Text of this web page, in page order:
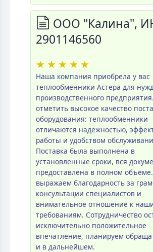
ООО "Калина",
2901146560
★ ★ ★ ★ ★
Наша компания приобрела у вас
теплообменники Астера для
производственного
отметить высокое качество
оборудования: теплообменники
отличаются надежностью,
работы и удобством
Поставка была выполнена в
установленные сроки, вся
предоставлена в полном
выражаем благодарность за
консультации специалистов и
внимательное отношение к
требованиям. Сотрудничество
исключительно положительное
впечатление, планируем
и в дальнейшем.